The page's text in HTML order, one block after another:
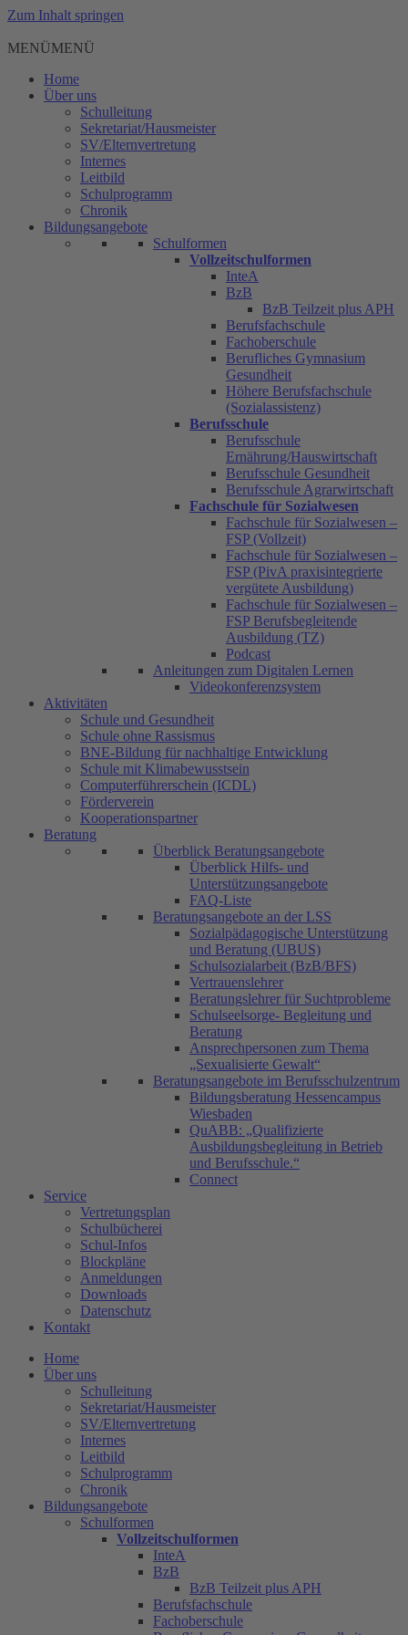
Zum Inhalt springen
MENÜMENÜ
Home
Über uns
Schulleitung
Sekretariat/Hausmeister
SV/Elternvertretung
Internes
Leitbild
Schulprogramm
Chronik
Bildungsangebote
Schulformen
Vollzeitschulformen
InteA
BzB
BzB Teilzeit plus APH
Berufsfachschule
Fachoberschule
Berufliches Gymnasium
Gesundheit
Höhere Berufsfachschule
(Sozialassistenz)
Berufsschule
Berufsschule
Ernährung/Hauswirtschaft
Berufsschule Gesundheit
Berufsschule Agrarwirtschaft
Fachschule für Sozialwesen
Fachschule für Sozialwesen –
FSP (Vollzeit)
Fachschule für Sozialwesen –
FSP (PivA praxisintegrierte
vergütete Ausbildung)
Fachschule für Sozialwesen –
FSP Berufsbegleitende
Ausbildung (TZ)
Podcast
Anleitungen zum Digitalen Lernen
Videokonferenzsystem
Aktivitäten
Schule und Gesundheit
Schule ohne Rassismus
BNE-Bildung für nachhaltige Entwicklung
Schule mit Klimabewusstsein
Computerführerschein (ICDL)
Förderverein
Kooperationspartner
Beratung
Überblick Beratungsangebote
Überblick Hilfs- und
Unterstützungsangebote
FAQ-Liste
Beratungsangebote an der LSS
Sozialpädagogische Unterstützung
und Beratung (UBUS)
Schulsozialarbeit (BzB/BFS)
Vertrauenslehrer
Beratungslehrer für Suchtprobleme
Schulseelsorge- Begleitung und
Beratung
Ansprechpersonen zum Thema
„Sexualisierte Gewalt“
Beratungsangebote im Berufsschulzentrum
Bildungsberatung Hessencampus
Wiesbaden
QuABB: „Qualifizierte
Ausbildungsbegleitung in Betrieb
und Berufsschule.“
Connect
Service
Vertretungsplan
Schulbücherei
Schul-Infos
Blockpläne
Anmeldungen
Downloads
Datenschutz
Kontakt
Home
Über uns
Schulleitung
Sekretariat/Hausmeister
SV/Elternvertretung
Internes
Leitbild
Schulprogramm
Chronik
Bildungsangebote
Schulformen
Vollzeitschulformen
InteA
BzB
BzB Teilzeit plus APH
Berufsfachschule
Fachoberschule